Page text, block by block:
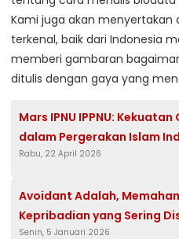
Kami juga akan menyertakan
terkenal, baik dari Indonesia
memberi gambaran
ditulis dengan gaya yang
Mars IPNU IPPNU:
dalam Pergerakan Islam
Rabu, 22 April 2026
Avoidant Adalah,
Kepribadian yang Sering
Senin, 5 Januari 2026